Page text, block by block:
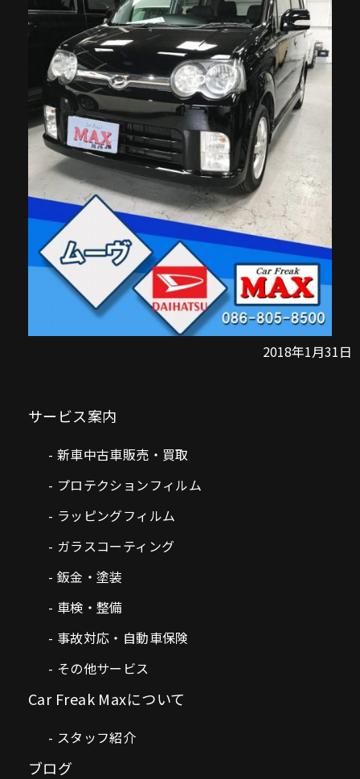
2018年1月31日
サービス案内
新車中古車販売・買取
プロテクションフィルム
ラッピングフィルム
ガラスコーティング
鈑金・塗装
車検・整備
事故対応・自動車保険
その他サービス
Car Freak Maxについて
スタッフ紹介
ブログ